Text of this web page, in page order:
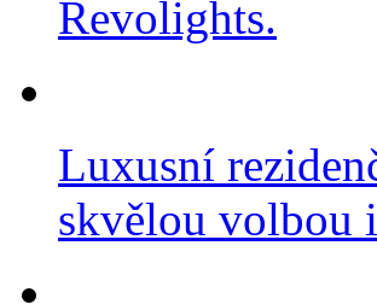
Revolights.
Luxusní
skvělou volbou